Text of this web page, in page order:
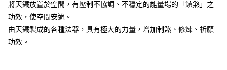
每筆NT$80，滿NT$3,000(含以上)免運費
7-11取貨付款
將天鐵放置於空間，有壓制不協調、不穩定的能量場的「鎮煞」之
功效，使空間安適。
由天鐵製成的各種法器，具有極大的力量，增加制煞、修煉、祈願
功效。